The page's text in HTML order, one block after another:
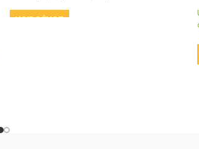
WYPOŻYCZ